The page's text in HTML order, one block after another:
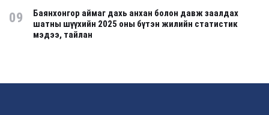
09
Баянхонгор аймаг дахь анхан болон давж заалдах
шатны шүүхийн 2025 оны бүтэн жилийн статистик
мэдээ, тайлан